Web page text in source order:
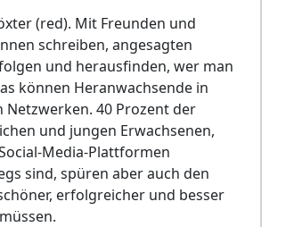
(red). Mit Freunden und
schreiben, angesagten
und herausfinden, wer man
können Heranwachsende in
Netzwerken. 40 Prozent der
und jungen Erwachsenen,
Media-Plattformen
sind, spüren aber auch den
erfolgreicher und besser